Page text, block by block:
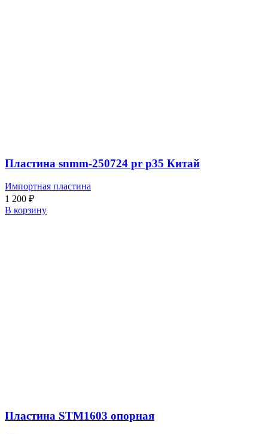
Пластина snmm-250724 pr p35 Китай
Импортная пластина
1 200 ₽
В корзину
Пластина STM1603 опорная